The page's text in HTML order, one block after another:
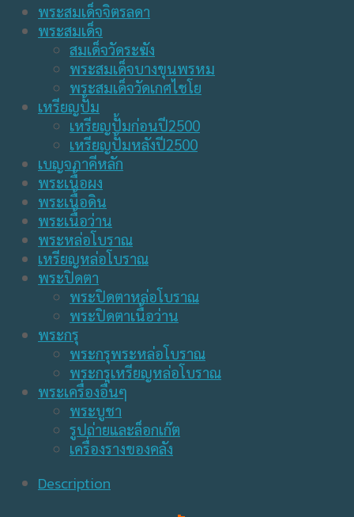
พระสมเด็จจิตรลดา
พระสมเด็จ
สมเด็จวัดระฆัง
พระสมเด็จบางขุนพรหม
พระสมเด็จวัดเกศไชโย
เหรียญปั้ม
เหรียญปั้มก่อนปี2500
เหรียญปั้มหลังปี2500
เบญจภาคีหลัก
พระเนื้อผง
พระเนื้อดิน
พระเนื้อว่าน
พระหล่อโบราณ
เหรียญหล่อโบราณ
พระปิดตา
พระปิดตาหล่อโบราณ
พระปิดตาเนื้อว่าน
พระกรุ
พระกรุพระหล่อโบราณ
พระกรุเหรียญหล่อโบราณ
พระเครื่องอื่นๆ
พระบูชา
รูปถ่ายและล็อกเก๊ต
เครื่องรางของคลัง
Description